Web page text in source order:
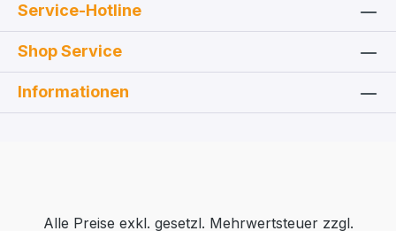
Service-Hotline
Shop Service
Informationen
Alle Preise exkl. gesetzl. Mehrwertsteuer zzgl.